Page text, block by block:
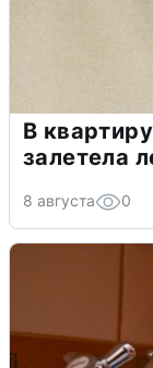
В
залетела
8 августа 0